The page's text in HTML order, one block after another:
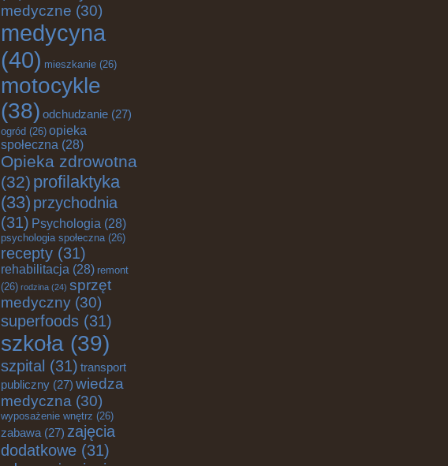
medyczne (30)
medycyna
(40) mieszkanie (26)
motocykle
(38) odchudzanie (27)
ogród (26) opieka
społeczna (28)
Opieka zdrowotna
(32) profilaktyka
(33) przychodnia
(31) Psychologia (28)
psychologia społeczna(26)
recepty (31)
rehabilitacja (28) remont
(26) rodzina (24) sprzęt
medyczny (30)
superfoods (31)
szkoła (39)
szpital (31) transport
publiczny (27) wiedza
medyczna (30)
wyposażenie wnętrz (26)
zabawa (27) zajęcia
dodatkowe (31)